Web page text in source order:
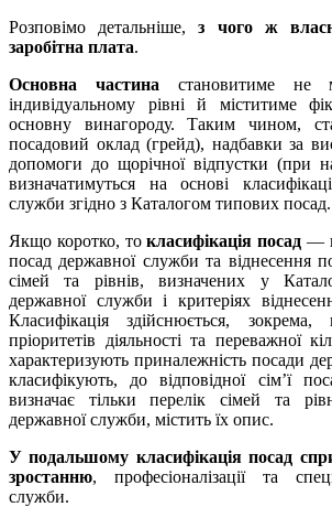
Розповімо детальніше,з чого ж
заробітна плата.
Основна частина становитиме
індивідуальному рівні й міститиме
основну винагороду. Таким чином,
посадовий оклад (грейд), надбавки за
допомоги до щорічної відпустки (при
визначатимуться на основі
служби згідно з Каталогом типових посад.
Якщо коротко, токласифікація посад —
посад державної служби та віднесення
сімей та рівнів, визначених у
державної служби і критеріях
Класифікація здійснюється,
пріоритетів діяльності та переважної
характеризують приналежність посади
класифікують, до відповідної сім’ї
визначає тільки перелік сімей та
державної служби, містить їх опис.
У подальшому класифікація посад
зростанню, професіоналізації та
служби.